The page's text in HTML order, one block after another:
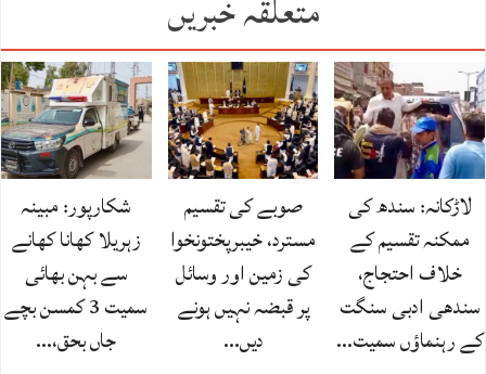
لاڑکانہ: سندھ کی
ممکنہ تقسیم کے
خلاف احتجاج،
سندھی ادبی سنگت
کے رہنماؤں سمیت…
صوبے کی تقسیم
مسترد، خیبرپختونخوا
کی زمین اور وسائل
پر قبضہ نہیں ہونے
دیں…
شکارپور: مبینہ
زہریلا کھانا کھانے
سے بہن بھائی
سمیت 3 کمسن بچے
جاں بحق،…